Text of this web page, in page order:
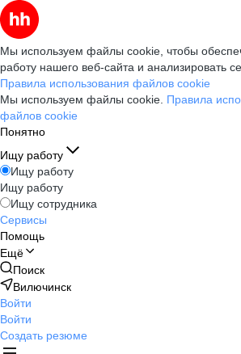
Мы используем файлы cookie, чтобы
работу нашего веб-сайта и анализировать
Правила использования файлов cookie
Мы используем файлы cookie. Правила
файлов cookie
Понятно
Ищу работу
Ищу работу
Ищу работу
Ищу сотрудника
Сервисы
Помощь
Ещё
Поиск
Вилючинск
Войти
Войти
Создать резюме